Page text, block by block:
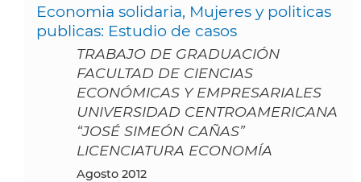
Economia solidaria, Mujeres y politicas
publicas: Estudio de casos
TRABAJO DE GRADUACIÓN
FACULTAD DE CIENCIAS
ECONÓMICAS Y EMPRESARIALES
UNIVERSIDAD CENTROAMERICANA
“JOSÉ SIMEÓN CAÑAS”
LICENCIATURA ECONOMÍA
agosto 2012